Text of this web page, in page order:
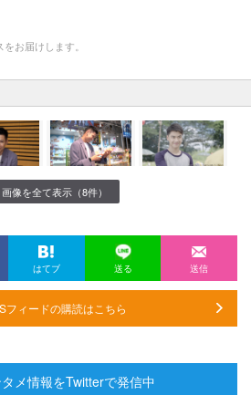
お届けします。
画像を全て表示（8件）
はてブ 送る 送信
フィードの購読はこちら
メ情報をTwitterで発信中